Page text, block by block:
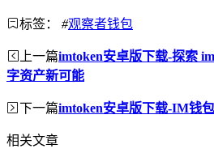
标签： #观察者钱包
上一篇imtoken安卓版下载-探索
字资产新可能
下一篇imtoken安卓版下载-IM钱
相关文章